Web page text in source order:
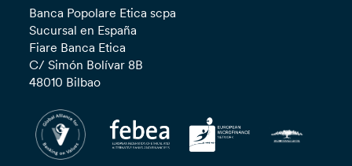
Banca Popolare Etica scpa
Sucursal en España
Fiare Banca Etica
C/ Simón Bolívar 8B
48010 Bilbao